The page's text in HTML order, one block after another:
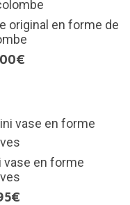
original en forme de
vase en forme